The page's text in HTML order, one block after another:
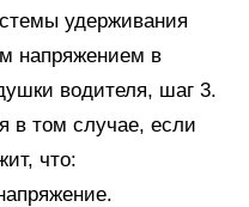
удерживания
напряжением в
водителя, шаг 3.
в том случае, если
что: